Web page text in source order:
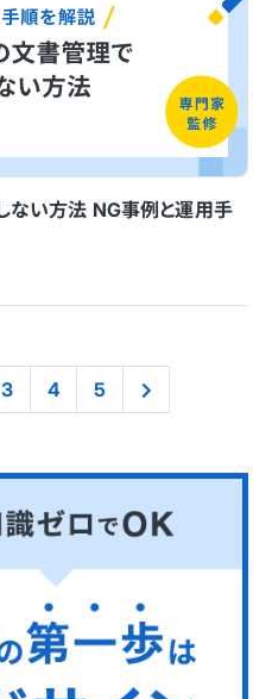
ない方法 NG事例と運用手
3 4 5